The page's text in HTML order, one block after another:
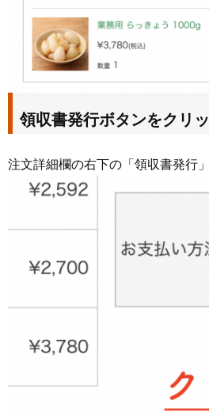
領収書発行ボタンをクリ
注文詳細欄の右下の「領収書発行